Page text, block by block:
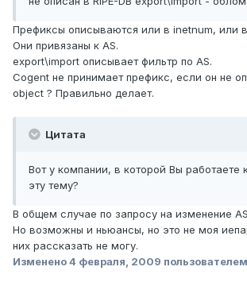
Префиксы описываются или в inetnum, или
Они привязаны к AS.
export\import описывает фильтр по AS.
Cogent не принимает префикс, если он не
object ? Правильно делает.
Цитата
Вот у компании, в которой Вы работаете
эту тему?
В общем случае по запросу на изменение
Но возможны и ньюансы, но это не моя
них рассказать не могу.
Изменено4 февраля, 2009